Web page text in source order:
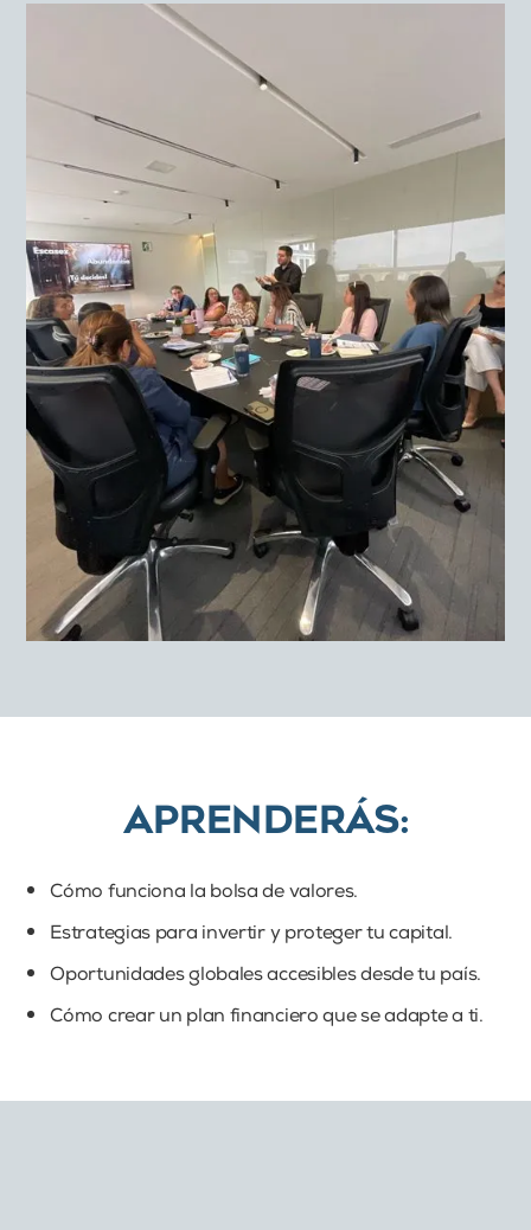
APRENDERÁS:
Cómo funciona la bolsa de valores.
Estrategias para invertir y proteger tu capital.
Oportunidades globales accesibles desde tu país.
Cómo crear un plan financiero que se adapte a ti.